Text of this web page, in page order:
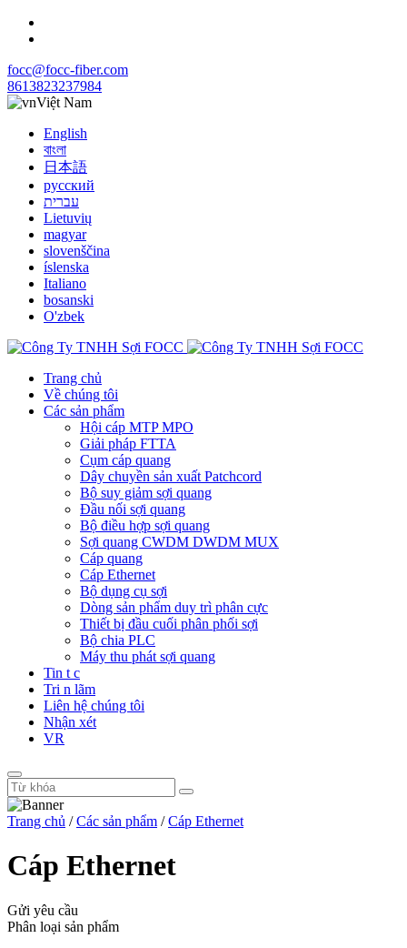
focc@focc-fiber.com
8613823237984
Việt Nam
English
বাংলা
日本語
русский
עברית
Lietuvių
magyar
slovenščina
íslenska
Italiano
bosanski
O'zbek
Trang chủ
Về chúng tôi
Các sản phẩm
Hội cáp MTP MPO
Giải pháp FTTA
Cụm cáp quang
Dây chuyền sản xuất Patchcord
Bộ suy giảm sợi quang
Đầu nối sợi quang
Bộ điều hợp sợi quang
Sợi quang CWDM DWDM MUX
Cáp quang
Cáp Ethernet
Bộ dụng cụ sợi
Dòng sản phẩm duy trì phân cực
Thiết bị đầu cuối phân phối sợi
Bộ chia PLC
Máy thu phát sợi quang
Tin t c
Tri n lãm
Liên hệ chúng tôi
Nhận xét
VR
Trang chủ /Các sản phẩm /Cáp Ethernet
Cáp Ethernet
Gửi yêu cầu
Phân loại sản phẩm